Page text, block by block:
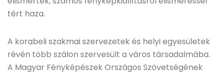
tért haza.
A korabeli szakmai szervezetek és helyi egyesületek
révén több szálon szervesült a város társadalmába.
A Magyar Fényképészek Országos Szövetségének